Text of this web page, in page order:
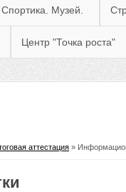
Спортика. Музей.
Центр "Точка роста"
аттестация »